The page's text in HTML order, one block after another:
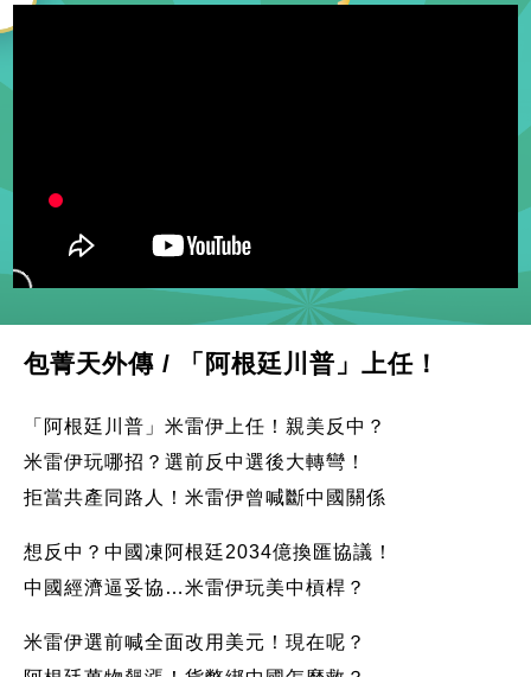
包菁天外傳 / 「阿根廷川普」上任！
「阿根廷川普」米雷伊上任！親美反中？
米雷伊玩哪招？選前反中選後大轉彎！
拒當共產同路人！米雷伊曾喊斷中國關係
想反中？中國凍阿根廷2034億換匯協議！
中國經濟逼妥協…米雷伊玩美中槓桿？
米雷伊選前喊全面改用美元！現在呢？